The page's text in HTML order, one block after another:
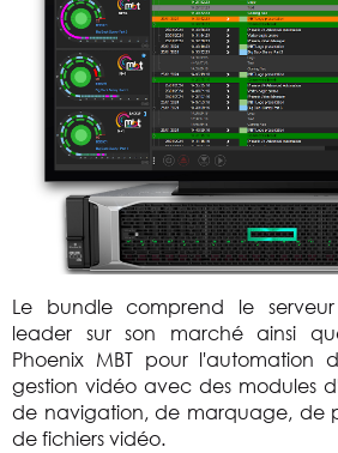
Le bundle comprend le
leader sur son marché ainsi
Phoenix MBT pour l'automation
gestion vidéo avec des modules
de navigation, de marquage, de
de fichiers vidéo.